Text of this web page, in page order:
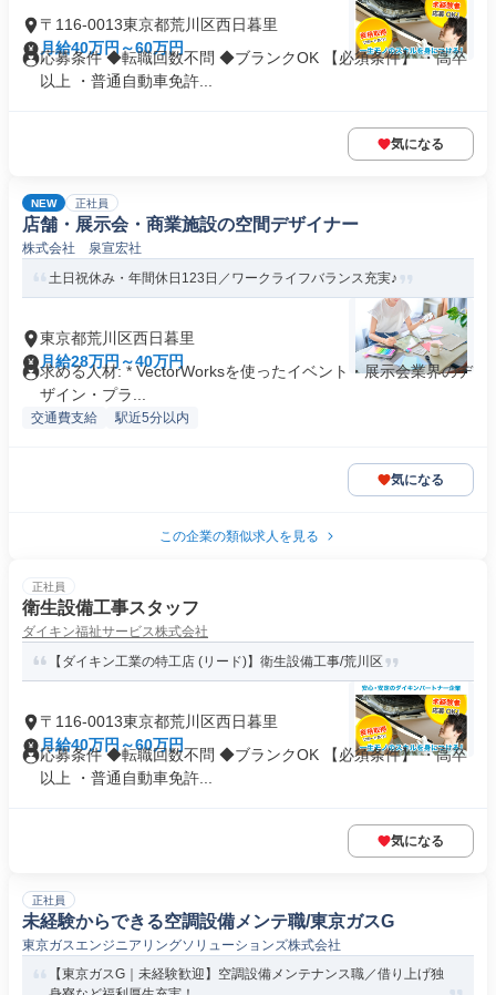
〒116-0013東京都荒川区西日暮里
月給40万円～60万円
応募条件 ◆転職回数不問 ◆ブランクOK 【必須条件】 ・高卒
以上 ・普通自動車免許...
気になる
NEW 正社員
店舗・展示会・商業施設の空間デザイナー
株式会社 泉宣宏社
土日祝休み・年間休日123日／ワークライフバランス充実♪
東京都荒川区西日暮里
月給28万円～40万円
求める人材: * VectorWorksを使ったイベント・展示会業界のデ
ザイン・プラ...
交通費支給 駅近5分以内
気になる
この企業の類似求人を見る
正社員
衛生設備工事スタッフ
ダイキン福祉サービス株式会社
【ダイキン工業の特工店 (リード)】衛生設備工事/荒川区
〒116-0013東京都荒川区西日暮里
月給40万円～60万円
応募条件 ◆転職回数不問 ◆ブランクOK 【必須条件】 ・高卒
以上 ・普通自動車免許...
気になる
正社員
未経験からできる空調設備メンテ職/東京ガスG
東京ガスエンジニアリングソリューションズ株式会社
【東京ガスG｜未経験歓迎】空調設備メンテナンス職／借り上げ独